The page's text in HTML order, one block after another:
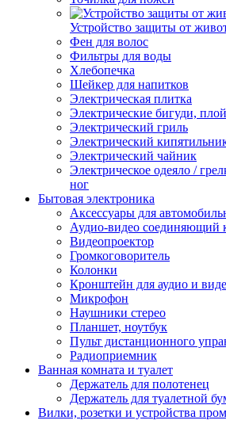
Устройство защиты от
Фен для волос
Фильтры для воды
Хлебопечка
Шейкер для напитков
Электрическая плитка
Электрические бигуди,
Электрический гриль
Электрический
Электрический чайник
Электрическое одеяло /
ног
Бытовая электроника
Аксессуары для
Аудио-видео соединяющий
Видеопроектор
Громкоговоритель
Колонки
Кронштейн для аудио и
Микрофон
Наушники стерео
Планшет, ноутбук
Пульт дистанционного
Радиоприемник
Ванная комната и туалет
Держатель для полотенец
Держатель для туалетной
Вилки, розетки и устройства